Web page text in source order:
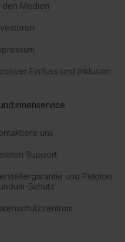
den Medien
Einfluss und Inklusion
uns
Support
und Peloton
Schutz